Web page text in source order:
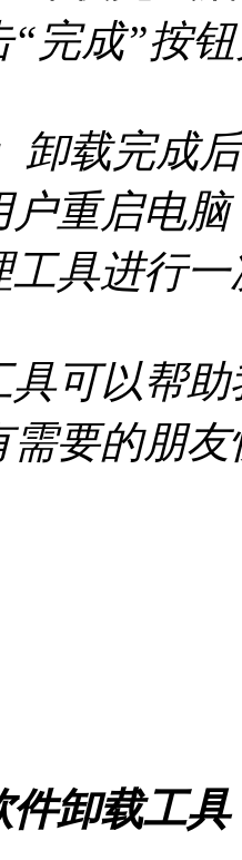
“完成”按
卸载完成
重启电
具进行
具可以帮
需要的朋
卸载工具